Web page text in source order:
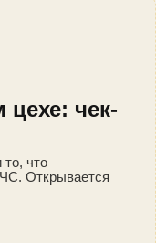
чек-
что
Открывается